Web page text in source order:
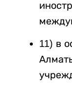
11) в